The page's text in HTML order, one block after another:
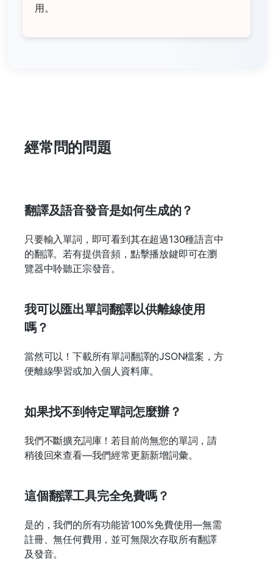
用。
經常問的問題
翻譯及語音發音是如何生成的？
只要輸入單詞，即可看到其在超過130種語言中
的翻譯。若有提供音頻，點擊播放鍵即可在瀏
覽器中聆聽正宗發音。
我可以匯出單詞翻譯以供離線使用
嗎？
當然可以！下載所有單詞翻譯的JSON檔案，方
便離線學習或加入個人資料庫。
如果找不到特定單詞怎麼辦？
我們不斷擴充詞庫！若目前尚無您的單詞，請
稍後回來查看—我們經常更新新增詞彙。
這個翻譯工具完全免費嗎？
是的，我們的所有功能皆100%免費使用—無需
註冊、無任何費用，並可無限次存取所有翻譯
及發音。